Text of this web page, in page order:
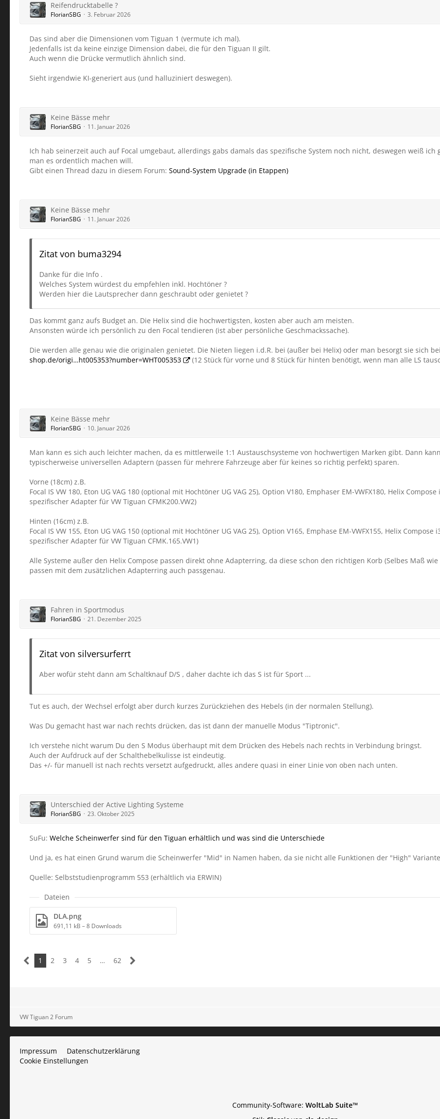
Reifendrucktabelle ?
FlorianSBG 3. Februar 2026
Das sind aber die Dimensionen vom Tiguan 1 (vermute ich mal).
Jedenfalls ist da keine einzige Dimension dabei, die für den Tiguan II gilt.
Auch wenn die Drücke vermutlich ähnlich sind.
Sieht irgendwie KI-generiert aus (und halluziniert deswegen).
Keine Bässe mehr
FlorianSBG 11. Januar 2026
Ich hab seinerzeit auch auf Focal umgebaut, allerdings gabs damals das spezifische System noch nicht, deswegen weiß ich
man es ordentlich machen will.
Gibt einen Thread dazu in diesem Forum: Sound-System Upgrade (in Etappen)
Keine Bässe mehr
FlorianSBG 11. Januar 2026
Zitat von buma3294
Danke für die Info .
Welches System würdest du empfehlen inkl. Hochtöner ?
Werden hier die Lautsprecher dann geschraubt oder genietet ?
Das kommt ganz aufs Budget an. Die Helix sind die hochwertigsten, kosten aber auch am meisten.
Ansonsten würde ich persönlich zu den Focal tendieren (ist aber persönliche Geschmackssache).
Die werden alle genau wie die originalen genietet. Die Nieten liegen i.d.R. bei (außer bei Helix) oder man besorgt sie sich
shop.de/origi…ht005353?number=WHT005353
(12 Stück für vorne und 8 Stück für hinten benötigt, wenn man alle LS
Keine Bässe mehr
FlorianSBG 10. Januar 2026
Man kann es sich auch leichter machen, da es mittlerweile 1:1 Austauschsysteme von hochwertigen Marken gibt. Dann
typischerweise universellen Adaptern (passen für mehrere Fahrzeuge aber für keines so richtig perfekt) sparen.
Vorne (18cm) z.B.
Focal IS VW 180, Eton UG VAG 180 (optional mit Hochtöner UG VAG 25), Option V180, Emphaser EM-VWFX180, Helix
spezifischer Adapter für VW Tiguan CFMK200.VW2)
Hinten (16cm) z.B.
Focal IS VW 155, Eton UG VAG 150 (optional mit Hochtöner UG VAG 25), Option V165, Emphase EM-VWFX155, Helix
spezifischer Adapter für VW Tiguan CFMK.165.VW1)
Alle Systeme außer den Helix Compose passen direkt ohne Adapterring, da diese schon den richtigen Korb (Selbes Maß
passen mit dem zusätzlichen Adapterring auch passgenau.
Fahren in Sportmodus
FlorianSBG 21. Dezember 2025
Zitat von silversurferrt
Aber wofür steht dann am Schaltknauf D/S , daher dachte ich das S ist für Sport ...
Tut es auch, der Wechsel erfolgt aber durch kurzes Zurückziehen des Hebels (in der normalen Stellung).
Was Du gemacht hast war nach rechts drücken, das ist dann der manuelle Modus "Tiptronic".
Ich verstehe nicht warum Du den S Modus überhaupt mit dem Drücken des Hebels nach rechts in Verbindung bringst.
Auch der Aufdruck auf der Schalthebelkulisse ist eindeutig.
Das +/- für manuell ist nach rechts versetzt aufgedruckt, alles andere quasi in einer Linie von oben nach unten.
Unterschied der Active Lighting Systeme
FlorianSBG 23. Oktober 2025
SuFu: Welche Scheinwerfer sind für den Tiguan erhältlich und was sind die Unterschiede
Und ja, es hat einen Grund warum die Scheinwerfer "Mid" in Namen haben, da sie nicht alle Funktionen der "High"
Quelle: Selbststudienprogramm 553 (erhältlich via ERWIN)
Dateien
DLA.png
691,11 kB – 8 Downloads
1 2 3 4 5 … 62
VW Tiguan 2 Forum
Impressum
Datenschutzerklärung
Cookie Einstellungen
Community-Software: WoltLab Suite™